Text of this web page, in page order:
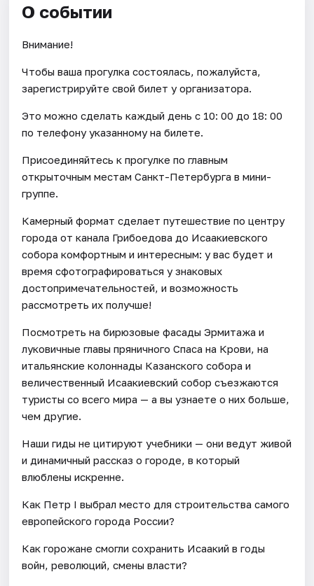
О событии
Внимание!
Чтобы ваша прогулка состоялась, пожалуйста,
зарегистрируйте свой билет у организатора.
Это можно сделать каждый день c 10: 00 до 18: 00
по телефону указанному на билете.
Присоединяйтесь к прогулке по главным
открыточным местам Санкт-Петербурга в мини-
группе.
Камерный формат сделает путешествие по центру
города от канала Грибоедова до Исаакиевского
собора комфортным и интересным: у вас будет и
время сфотографироваться у знаковых
достопримечательностей, и возможность
рассмотреть их получше!
Посмотреть на бирюзовые фасады Эрмитажа и
луковичные главы пряничного Спаса на Крови, на
итальянские колоннады Казанского собора и
величественный Исаакиевский собор съезжаются
туристы со всего мира — а вы узнаете о них больше,
чем другие.
Наши гиды не цитируют учебники — они ведут живой
и динамичный рассказ о городе, в который
влюблены искренне.
Как Петр I выбрал место для строительства самого
европейского города России?
Как горожане смогли сохранить Исаакий в годы
войн, революций, смены власти?